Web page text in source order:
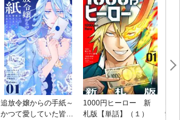
追放令嬢からの手紙～
かつて愛していた皆さ
1000円ヒーロー 新
札版【単話】（１）
9.5